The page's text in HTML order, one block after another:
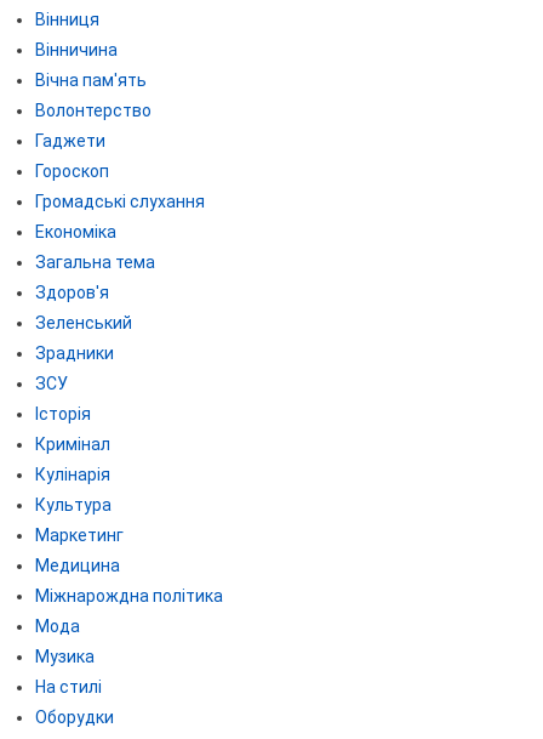
Вінниця
Вінничина
Вічна пам'ять
Волонтерство
Гаджети
Гороскоп
Громадські слухання
Економіка
Загальна тема
Здоров'я
Зеленський
Зрадники
ЗСУ
Історія
Кримінал
Кулінарія
Культура
Маркетинг
Медицина
Міжнарождна політика
Мода
Музика
На стилі
Оборудки